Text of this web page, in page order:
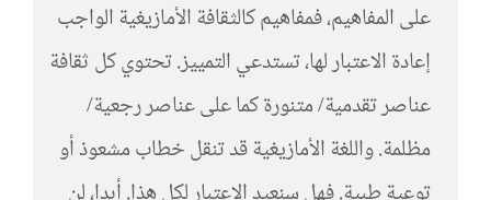
على المفاهيم، فمفاهيم كالثقافة الأمازيغية الواجب
إعادة الاعتبار لها، تستدعي التمييز. تحتوي كل ثقافة
عناصر تقدمية/ متنورة كما على عناصر رجعية/
مظلمة. واللغة الأمازيغية قد تنقل خطاب مشعوذ أو